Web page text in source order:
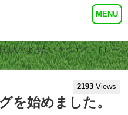
理人のようだい> ウエイトトレー
2193 Views
を始めました。